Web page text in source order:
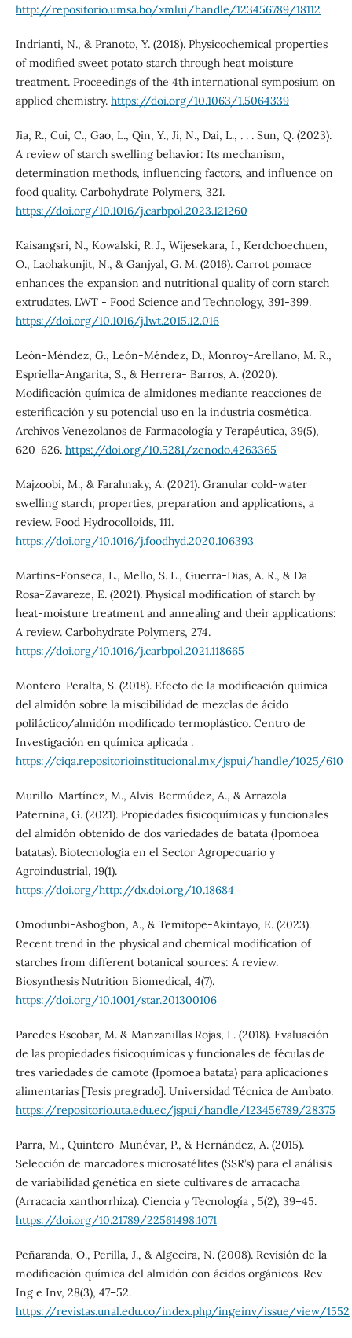
http://repositorio.umsa.bo/xmlui/handle/123456789/18112
Indrianti, N., & Pranoto, Y. (2018). Physicochemical properties
of modified sweet potato starch through heat moisture
treatment. Proceedings of the 4th international symposium on
applied chemistry. https://doi.org/10.1063/1.5064339
Jia, R., Cui, C., Gao, L., Qin, Y., Ji, N., Dai, L., . . . Sun, Q. (2023).
A review of starch swelling behavior: Its mechanism,
determination methods, influencing factors, and influence on
food quality. Carbohydrate Polymers, 321.
https://doi.org/10.1016/j.carbpol.2023.121260
Kaisangsri, N., Kowalski, R. J., Wijesekara, I., Kerdchoechuen,
O., Laohakunjit, N., & Ganjyal, G. M. (2016). Carrot pomace
enhances the expansion and nutritional quality of corn starch
extrudates. LWT - Food Science and Technology, 391-399.
https://doi.org/10.1016/j.lwt.2015.12.016
León-Méndez, G., León-Méndez, D., Monroy-Arellano, M. R.,
Espriella-Angarita, S., & Herrera- Barros, A. (2020).
Modificación química de almidones mediante reacciones de
esterificación y su potencial uso en la industria cosmética.
Archivos Venezolanos de Farmacología y Terapéutica, 39(5),
620-626. https://doi.org/10.5281/zenodo.4263365
Majzoobi, M., & Farahnaky, A. (2021). Granular cold-water
swelling starch; properties, preparation and applications, a
review. Food Hydrocolloids, 111.
https://doi.org/10.1016/j.foodhyd.2020.106393
Martins-Fonseca, L., Mello, S. L., Guerra-Dias, A. R., & Da
Rosa-Zavareze, E. (2021). Physical modification of starch by
heat-moisture treatment and annealing and their applications:
A review. Carbohydrate Polymers, 274.
https://doi.org/10.1016/j.carbpol.2021.118665
Montero-Peralta, S. (2018). Efecto de la modificación química
del almidón sobre la miscibilidad de mezclas de ácido
poliláctico/almidón modificado termoplástico. Centro de
Investigación en química aplicada .
https://ciqa.repositorioinstitucional.mx/jspui/handle/1025/610
Murillo-Martínez, M., Alvis-Bermúdez, A., & Arrazola-
Paternina, G. (2021). Propiedades fisicoquímicas y funcionales
del almidón obtenido de dos variedades de batata (Ipomoea
batatas). Biotecnología en el Sector Agropecuario y
Agroindustrial, 19(1).
https://doi.org/http://dx.doi.org/10.18684
Omodunbi-Ashogbon, A., & Temitope-Akintayo, E. (2023).
Recent trend in the physical and chemical modification of
starches from different botanical sources: A review.
Biosynthesis Nutrition Biomedical, 4(7).
https://doi.org/10.1001/star.201300106
Paredes Escobar, M. & Manzanillas Rojas, L. (2018). Evaluación
de las propiedades fisicoquímicas y funcionales de féculas de
tres variedades de camote (Ipomoea batata) para aplicaciones
alimentarias [Tesis pregrado]. Universidad Técnica de Ambato.
https://repositorio.uta.edu.ec/jspui/handle/123456789/28375
Parra, M., Quintero-Munévar, P., & Hernández, A. (2015).
Selección de marcadores microsatélites (SSR’s) para el análisis
de variabilidad genética en siete cultivares de arracacha
(Arracacia xanthorrhiza). Ciencia y Tecnología , 5(2), 39–45.
https://doi.org/10.21789/22561498.1071
Peñaranda, O., Perilla, J., & Algecira, N. (2008). Revisión de la
modificación química del almidón con ácidos orgánicos. Rev
Ing e Inv, 28(3), 47–52.
https://revistas.unal.edu.co/index.php/ingeinv/issue/view/1552